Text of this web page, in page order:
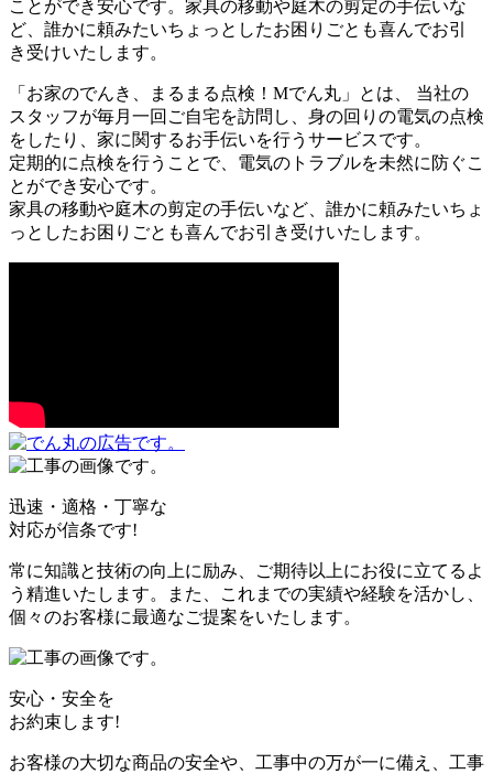
ことができ安心です。家具の移動や庭木の剪定の手伝いな
ど、誰かに頼みたいちょっとしたお困りごとも喜んでお引
き受けいたします。
「お家のでんき、まるまる点検！Mでん丸」とは、 当社の
スタッフが毎月一回ご自宅を訪問し、身の回りの電気の点検
をしたり、家に関するお手伝いを行うサービスです。
定期的に点検を行うことで、電気のトラブルを未然に防ぐこ
とができ安心です。
家具の移動や庭木の剪定の手伝いなど、誰かに頼みたいちょ
っとしたお困りごとも喜んでお引き受けいたします。
迅速・適格・丁寧な
対応が信条です!
常に知識と技術の向上に励み、ご期待以上にお役に立てるよ
う精進いたします。また、これまでの実績や経験を活かし、
個々のお客様に最適なご提案をいたします。
安心・安全を
お約束します!
お客様の大切な商品の安全や、工事中の万が一に備え、工事